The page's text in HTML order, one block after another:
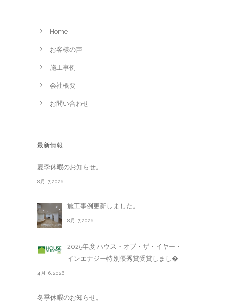
Home
お客様の声
施工事例
会社概要
お問い合わせ
最新情報
夏季休暇のお知らせ。
8月 7,2026
施工事例更新しました。
8月 7,2026
2025年度 ハウス・オブ・ザ・イヤー・
インエナジー特別優秀賞受賞しまし�. . .
4月 6,2026
冬季休暇のお知らせ。